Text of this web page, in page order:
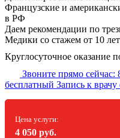
Французские и
в РФ
Даем рекомендации по
Медики со стажем от 10 лет
Круглосуточное оказание
Звоните прямо сейчас:
бесплатный Запись к
Цена услуги:
4 050 руб.